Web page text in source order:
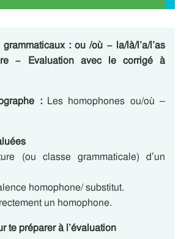
: ou /où – la/là/l’a/l’as
– Evaluation avec le corrigé à
: Les homophones ou/où –
(ou classe grammaticale) d’un
homophone/ substitut.
un homophone.
te préparer à l’évaluation